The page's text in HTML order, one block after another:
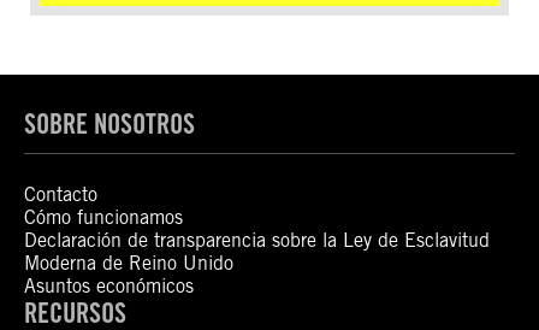
SOBRE NOSOTROS
Contacto
Cómo funcionamos
Declaración de transparencia sobre la Ley de Esclavitud
Moderna de Reino Unido
Asuntos económicos
RECURSOS